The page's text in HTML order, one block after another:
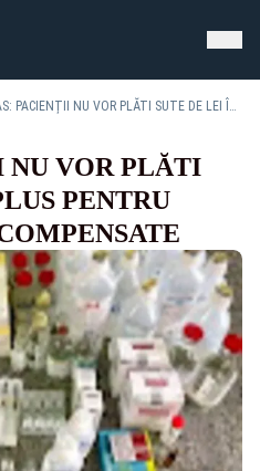
CNAS: PACIENȚII NU VOR PLĂTI SUTE DE LEI ÎN PLUS PENTRU MEDICAMENTE COMPENSATE
NU VOR PLĂTI
PENTRU